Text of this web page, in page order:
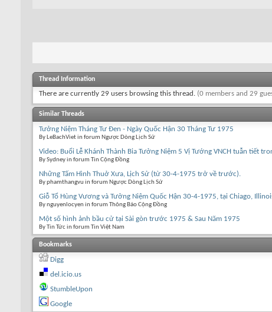
Thread Information
There are currently 29 users browsing this thread. (0 members and 29
Similar Threads
Tưởng Niệm Tháng Tư Đen - Ngày Quốc Hận 30 Tháng Tư 1975
By LeBachViet in forum Ngược Dòng Lịch Sử
Video: Buổi Lễ Khánh Thành Bia Tưởng Niệm 5 Vị Tướng VNCH tuẫn tiết
By Sydney in forum Tin Cộng Đồng
Những Tấm Hình Thuở Xưa, Lịch Sử (từ 30-4-1975 trở về trước).
By phamthangvu in forum Ngược Dòng Lịch Sử
Giỗ Tổ Hùng Vương và Tưởng Niệm Quốc Hận 30-4-1975, tại Chiago,
By nguyenlocyen in forum Thông Báo Cộng Đồng
Một số hình ảnh bầu cử tại Sài gòn trước 1975 & Sau Năm 1975
By Tin Tức in forum Tin Việt Nam
Bookmarks
Digg
del.icio.us
StumbleUpon
Google